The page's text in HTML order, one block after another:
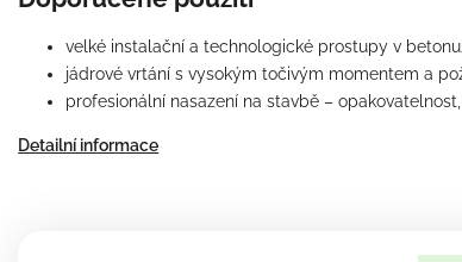
velké instalační a technologické prostupy v
jádrové vrtání s vysokým točivým momentem a
profesionální nasazení na stavbě –
Detailní informace